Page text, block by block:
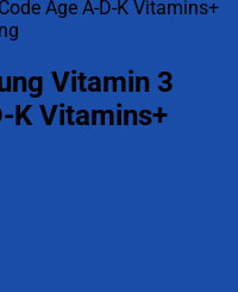
Age A-D-K Vitamins+
Vitamin 3
K Vitamins+